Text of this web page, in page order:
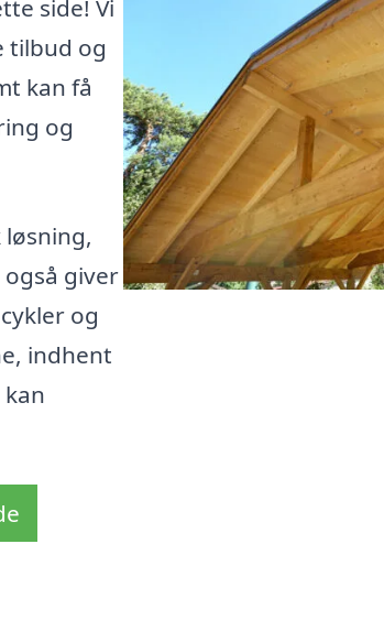
side! Vi
tilbud og
kan få
og
giver
og
indhent